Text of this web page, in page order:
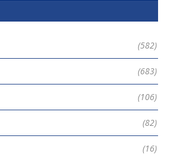
(582)
(683)
(106)
(82)
(16)